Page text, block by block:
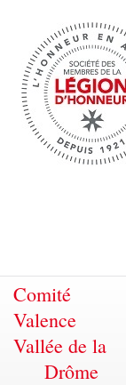
Comité
Valence
Vallée de la
Drôme